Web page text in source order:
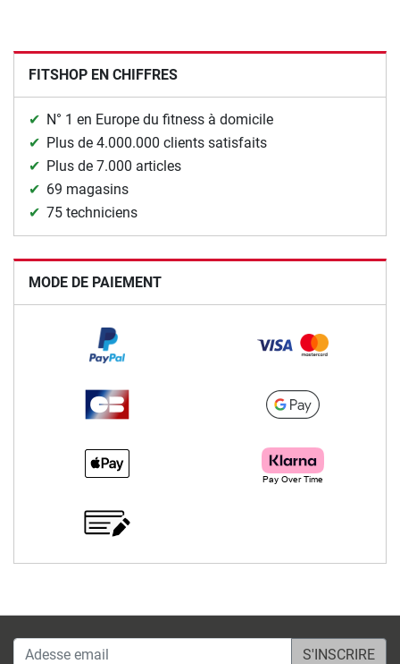
FITSHOP EN CHIFFRES
N° 1 en Europe du fitness à domicile
Plus de 4.000.000 clients satisfaits
Plus de 7.000 articles
69 magasins
75 techniciens
MODE DE PAIEMENT
Adesse email